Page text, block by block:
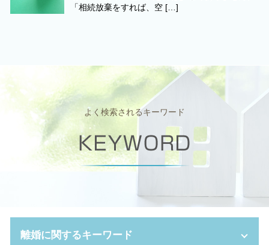
「相続放棄をすれば、空 […]
よく検索されるキーワード
離婚に関するキーワード